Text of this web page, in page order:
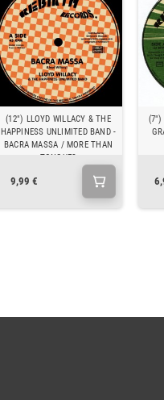
(12") LLOYD WILLACY & THE
HAPPINESS UNLIMITED BAND -
BACRA MASSA / MORE THAN
TONGUES
9,99 €
(7")